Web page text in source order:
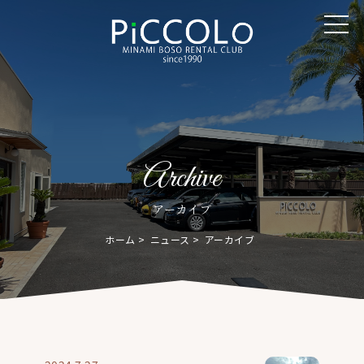
アーカイブ
Archive
ホーム ニュース アーカイブ